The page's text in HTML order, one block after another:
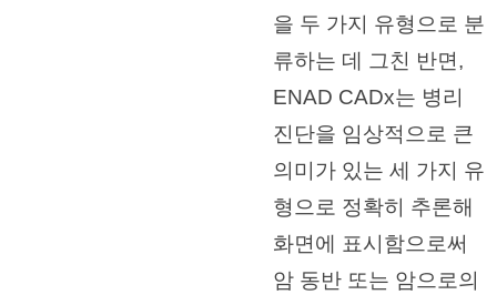
을 두 가지 유형으로 분
류하는 데 그친 반면,
ENAD CADx는 병리
진단을 임상적으로 큰
의미가 있는 세 가지 유
형으로 정확히 추론해
화면에 표시함으로써
암 동반 또는 암으로의